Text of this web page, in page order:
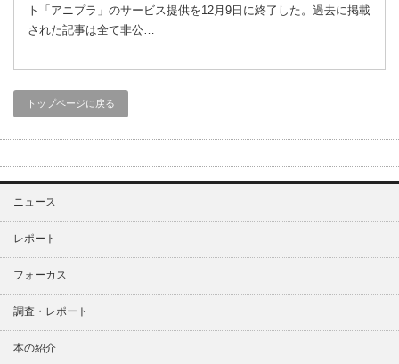
ト「アニプラ」のサービス提供を12月9日に終了した。過去に掲載
された記事は全て非公…
トップページに戻る
ニュース
レポート
フォーカス
調査・レポート
本の紹介